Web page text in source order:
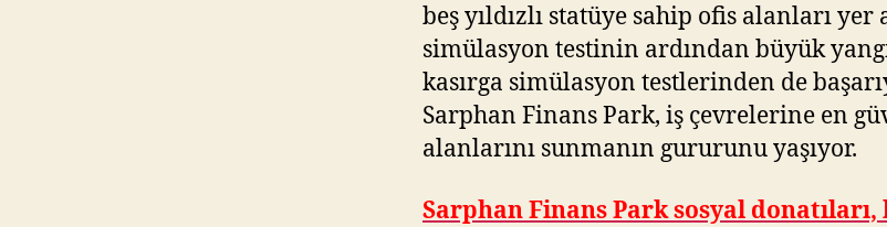
beş yıldızlı statüye sahip ofis alanları yer
simülasyon testinin ardından büyük
kasırga simülasyon testlerinden de
Sarphan Finans Park, iş çevrelerine en
alanlarını sunmanın gururunu yaşıyor.
Sarphan Finans Park sosyal